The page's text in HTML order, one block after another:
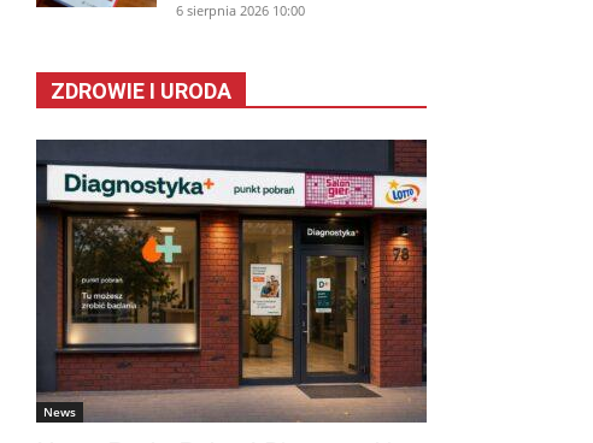
6 sierpnia 2026 10:00
ZDROWIE I URODA
News